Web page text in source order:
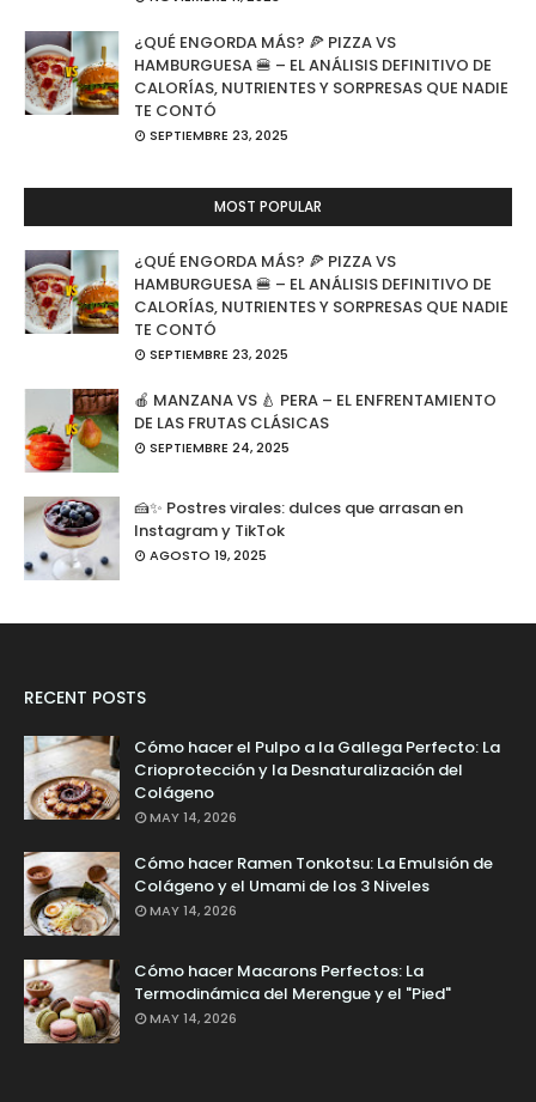
¿QUÉ ENGORDA MÁS? 🍕 PIZZA VS
HAMBURGUESA 🍔 – EL ANÁLISIS DEFINITIVO DE
CALORÍAS, NUTRIENTES Y SORPRESAS QUE NADIE
TE CONTÓ
SEPTIEMBRE 23, 2025
MOST POPULAR
¿QUÉ ENGORDA MÁS? 🍕 PIZZA VS
HAMBURGUESA 🍔 – EL ANÁLISIS DEFINITIVO DE
CALORÍAS, NUTRIENTES Y SORPRESAS QUE NADIE
TE CONTÓ
SEPTIEMBRE 23, 2025
🍎 MANZANA VS 🍐 PERA – EL ENFRENTAMIENTO
DE LAS FRUTAS CLÁSICAS
SEPTIEMBRE 24, 2025
🍰✨ Postres virales: dulces que arrasan en
Instagram y TikTok
AGOSTO 19, 2025
RECENT POSTS
Cómo hacer el Pulpo a la Gallega Perfecto: La
Crioprotección y la Desnaturalización del
Colágeno
MAY 14, 2026
Cómo hacer Ramen Tonkotsu: La Emulsión de
Colágeno y el Umami de los 3 Niveles
MAY 14, 2026
Cómo hacer Macarons Perfectos: La
Termodinámica del Merengue y el "Pied"
MAY 14, 2026